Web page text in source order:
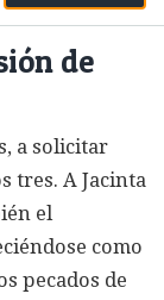
de
a solicitar
tres. A Jacinta
el
como
pecados de